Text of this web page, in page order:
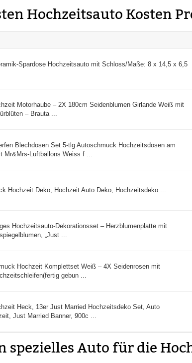
Hochzeitsauto Kosten
Spardose Hochzeitsauto mit Schloss/Maße: 8 x 14,5 x 6,5
Motorhaube – 2X 180cm Seidenblumen Girlande Weiß mit
– Brauta ...
Blechdosen Set 5-tlg Autoschmuck Hochzeitsdosen am
Mr&Mrs-Luftballons Weiss f ...
Hochzeit Deko, Hochzeit Auto Deko, Hochzeitsdeko ...
Hochzeitsauto-Dekorationsset – Herzblumenplatte mit
„Just ...
Hochzeit Komplettset Weiß – 4X Seidenrosen mit
gebun ...
Heck, 13er Just Married Hochzeitsdeko Set, Auto
Just Married Banner, 900c ...
Auto für die